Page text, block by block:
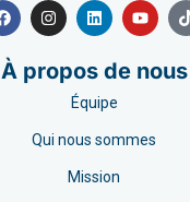
À propos de nous
Équipe
Qui nous sommes
Mission